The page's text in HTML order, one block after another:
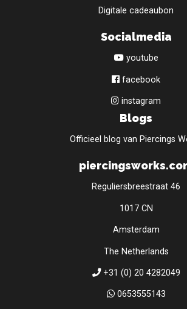
Digitale cadeaubon
Socialmedia
youtube
facebook
instagram
Blogs
Officieel blog van Piercings
Reguliersbreestraat 46
1017 CN
Amsterdam
The Netherlands
+31 (0) 20 4282049
0653555143